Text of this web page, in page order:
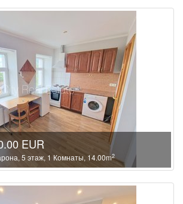
EUR
5 этаж, 1 Комнаты, 14.00m2